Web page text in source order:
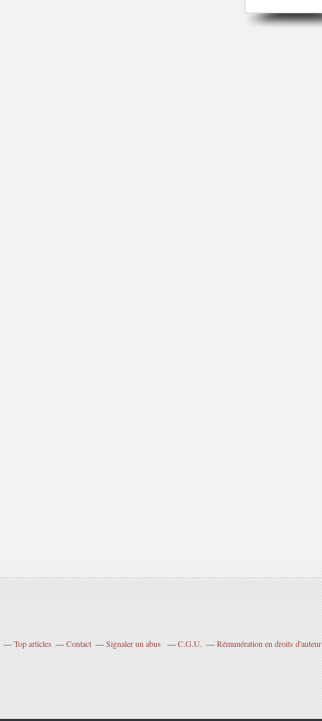
Top articles Contact Signaler un abus C.G.U. Rémunération en droits d'auteur